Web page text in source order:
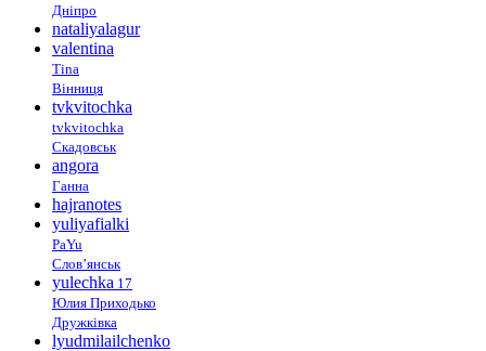
Дніпро
nataliyalagur
valentina
Tina
Вінниця
tvkvitochka
tvkvitochka
Скадовськ
angora
Ганна
hajranotes
yuliyafialki
PaYu
Слов’янськ
yulechka 17
Юлия Приходько
Дружківка
lyudmilailchenko